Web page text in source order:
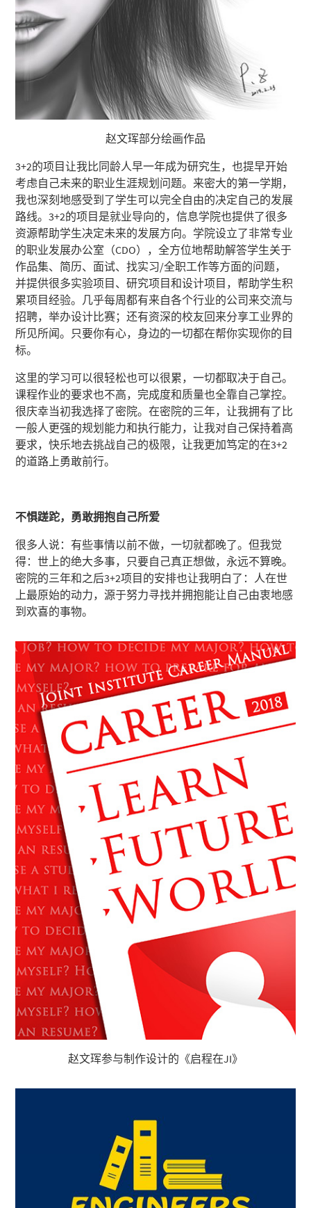
赵文珲部分绘画作品
3+2的项目让我比同龄人早一年成为研究生，也提早开始
考虑自己未来的职业生涯规划问题。来密大的第一学期，
我也深刻地感受到了学生可以完全自由的决定自己的发展
路线。3+2的项目是就业导向的，信息学院也提供了很多
资源帮助学生决定未来的发展方向。学院设立了非常专业
的职业发展办公室（CDO），全方位地帮助解答学生关于
作品集、简历、面试、找实习/全职工作等方面的问题，
并提供很多实验项目、研究项目和设计项目，帮助学生积
累项目经验。几乎每周都有来自各个行业的公司来交流与
招聘，举办设计比赛；还有资深的校友回来分享工业界的
所见所闻。只要你有心，身边的一切都在帮你实现你的目
标。
这里的学习可以很轻松也可以很累，一切都取决于自己。
课程作业的要求也不高，完成度和质量也全靠自己掌控。
很庆幸当初我选择了密院。在密院的三年，让我拥有了比
一般人更强的规划能力和执行能力，让我对自己保持着高
要求，快乐地去挑战自己的极限，让我更加笃定的在3+2
的道路上勇敢前行。
不惧蹉跎，勇敢拥抱自己所爱
很多人说：有些事情以前不做，一切就都晚了。但我觉
得：世上的绝大多事，只要自己真正想做，永远不算晚。
密院的三年和之后3+2项目的安排也让我明白了：人在世
上最原始的动力，源于努力寻找并拥抱能让自己由衷地感
到欢喜的事物。
赵文珲参与制作设计的《启程在JI》